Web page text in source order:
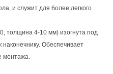
и служит для более легкого
толщина 4-10 мм) изогнута под
Обеспечивает
монтажа.